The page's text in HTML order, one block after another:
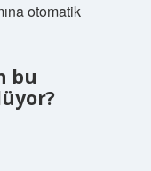
otomatik
bu